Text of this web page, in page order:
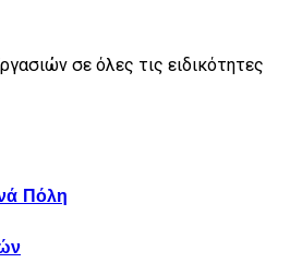
σε όλες τις ειδικότητες
Πόλη